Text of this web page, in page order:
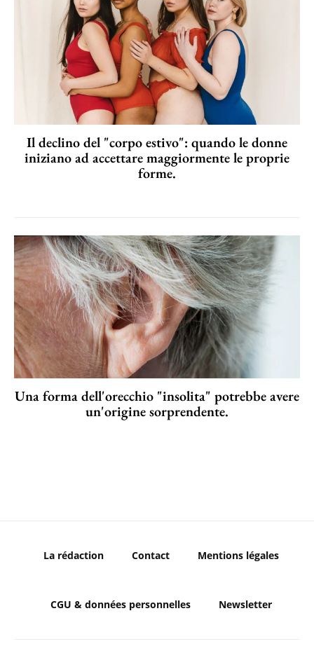
Il declino del "corpo estivo": quando le donne
iniziano ad accettare maggiormente le proprie
forme.
Una forma dell'orecchio "insolita" potrebbe avere
un'origine sorprendente.
La rédaction Contact Mentions légales
CGU & données personnelles Newsletter